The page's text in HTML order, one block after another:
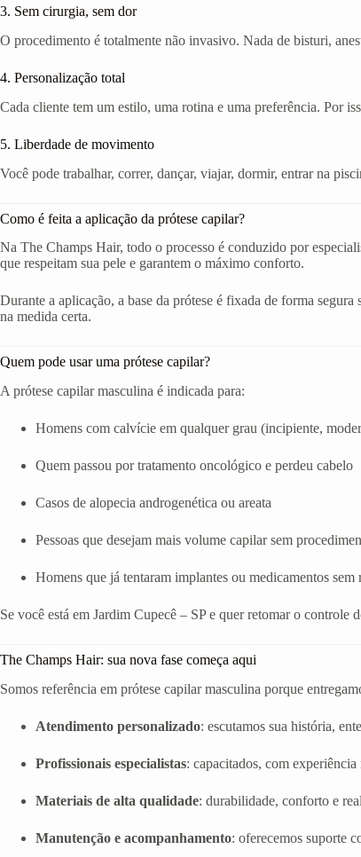
3. Sem cirurgia, sem dor
O procedimento é totalmente não invasivo. Nada de bisturi,
4. Personalização total
Cada cliente tem um estilo, uma rotina e uma preferência. Por
5. Liberdade de movimento
Você pode trabalhar, correr, dançar, viajar, dormir, entrar na
Como é feita a aplicação da prótese capilar?
Na The Champs Hair, todo o processo é conduzido por
que respeitam sua pele e garantem o máximo conforto.
Durante a aplicação, a base da prótese é fixada de forma
na medida certa.
Quem pode usar uma prótese capilar?
A prótese capilar masculina é indicada para:
Homens com calvície em qualquer grau (incipiente,
Quem passou por tratamento oncológico e perdeu cabelo
Casos de alopecia androgenética ou areata
Pessoas que desejam mais volume capilar sem
Homens que já tentaram implantes ou medicamentos sem
Se você está em Jardim Cupecê – SP e quer retomar o controle
The Champs Hair: sua nova fase começa aqui
Somos referência em prótese capilar masculina porque
Atendimento personalizado: escutamos sua história,
Profissionais especialistas: capacitados, com
Materiais de alta qualidade: durabilidade, conforto e
Manutenção e acompanhamento: oferecemos suporte